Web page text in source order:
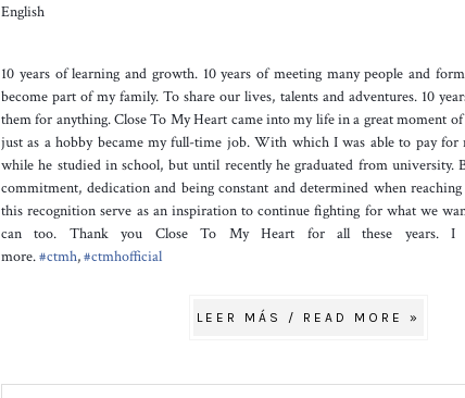
English
10 years of learning and growth. 10 years of meeting many people and
become part of my family. To share our lives, talents and adventures. 10
them for anything. Close To My Heart came into my life in a great moment
just as a hobby became my full-time job. With which I was able to pay for
while he studied in school, but until recently he graduated from university.
commitment, dedication and being constant and determined when
this recognition serve as an inspiration to continue fighting for what we
can too. Thank you Close To My Heart for all these years. I
more.#ctmh,#ctmhofficial
LEER MÁS / READ MORE »